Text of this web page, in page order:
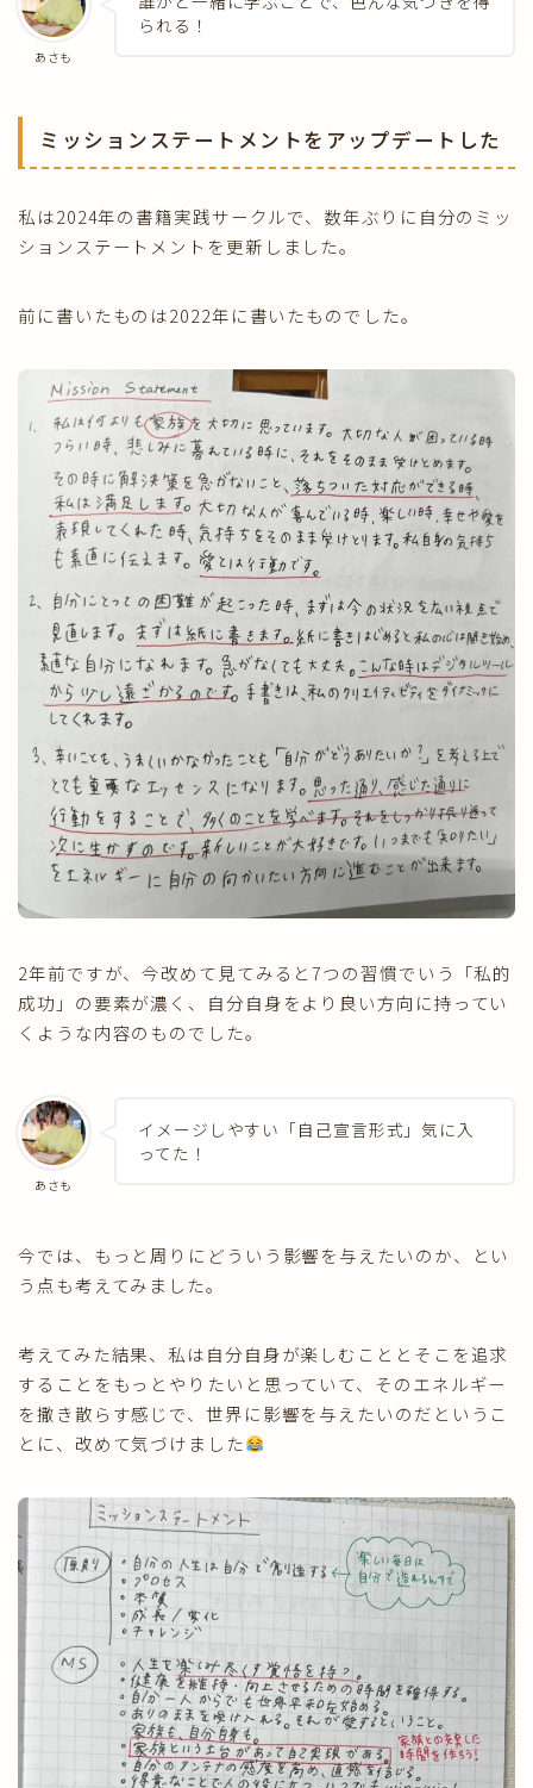
あさも
られる！
ミッションステートメントをアップデートした
私は2024年の書籍実践サークルで、数年ぶりに自分のミッ
ションステートメントを更新しました。
前に書いたものは2022年に書いたものでした。
2年前ですが、今改めて見てみると7つの習慣でいう「私的
成功」の要素が濃く、自分自身をより良い方向に持ってい
くような内容のものでした。
あさも
イメージしやすい「自己宣言形式」気に入
ってた！
今では、もっと周りにどういう影響を与えたいのか、とい
う点も考えてみました。
考えてみた結果、私は自分自身が楽しむこととそこを追求
することをもっとやりたいと思っていて、そのエネルギー
を撒き散らす感じで、世界に影響を与えたいのだというこ
とに、改めて気づけました